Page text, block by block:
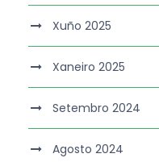
Xuño 2025
Xaneiro 2025
Setembro 2024
Agosto 2024